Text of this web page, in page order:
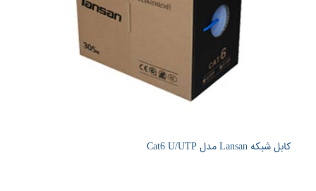
کابل شبکه Lansan مدل Cat6 U/UTP